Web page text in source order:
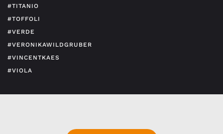
#TITANIO
#TOFFOLI
#VERDE
#VERONIKAWILDGRUBER
#VINCENTKAES
#VIOLA